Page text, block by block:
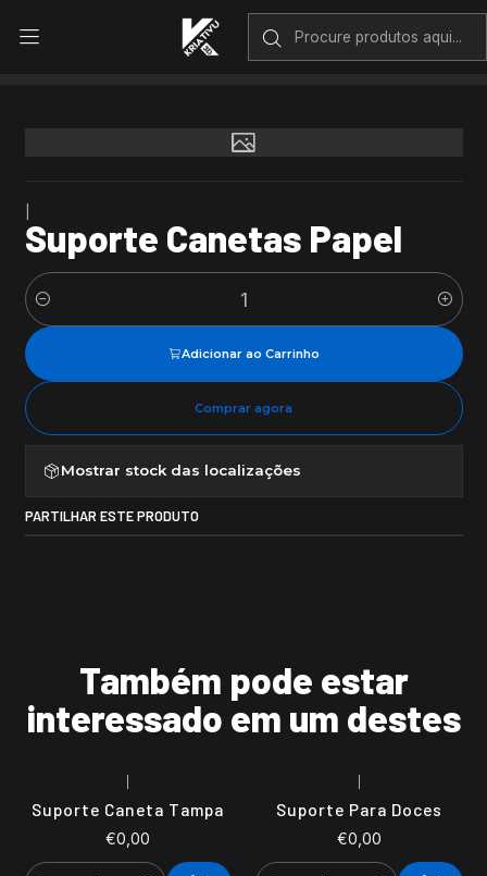
Envio rápido em Portugal Continental
Suporte Canetas Papel
Suporte Canetas Papel
Quantidade
Adicionar ao Carrinho
Comprar agora
Mostrar stock das localizações
PARTILHAR ESTE PRODUTO
Também pode estar
interessado em um destes
Suporte Caneta Tampa
€0,00
Suporte Para Doces
€0,00